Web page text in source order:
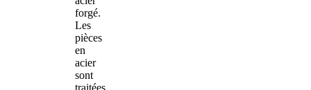
forgé.
Les
pièces
en
acier
sont
traitées